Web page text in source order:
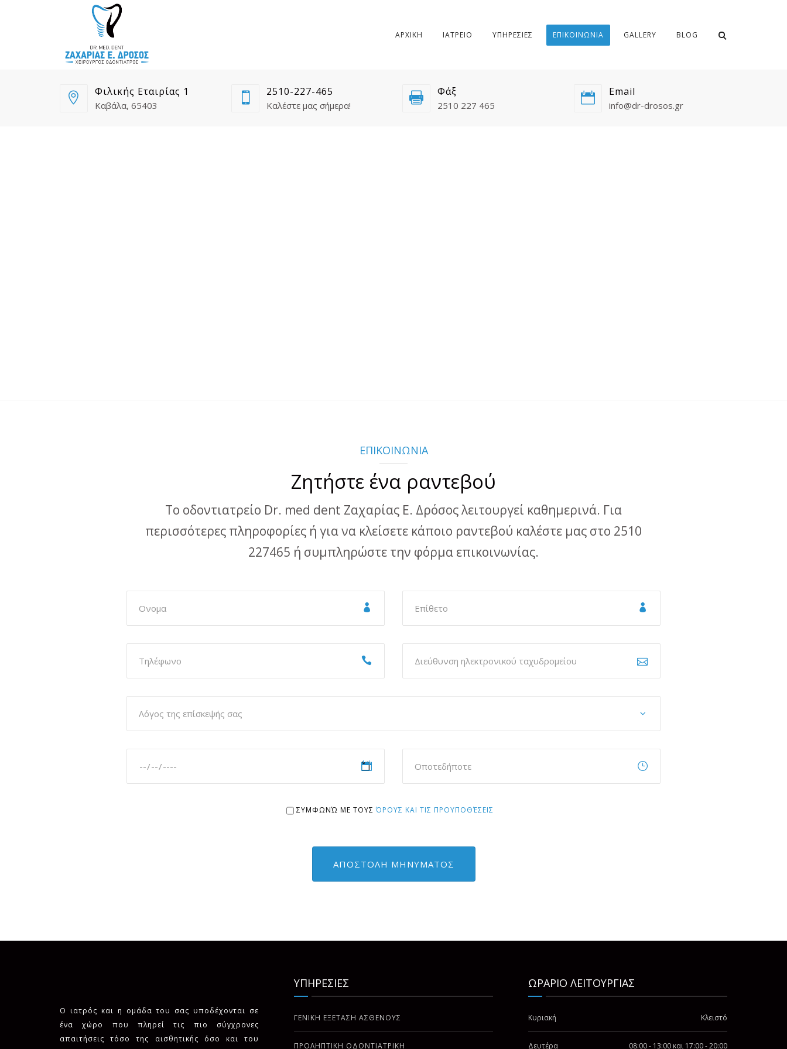
ΑΡΧΙΚΗ ΙΑΤΡΕΙΟ ΥΠΗΡΕΣΙΕΣ ΕΠΙΚΟΙΝΩΝΙΑ GALLERY BLOG
Φιλικής Εταιρίας 1
Καβάλα, 65403
2510-227-465
Καλέστε μας σήμερα!
Φάξ
2510 227 465
Email
info@dr-drosos.gr
ΕΠΙΚΟΙΝΩΝΙΑ
Ζητήστε ένα ραντεβού
Το οδοντιατρείο Dr. med dent Ζαχαρίας Ε. Δρόσος λειτουργεί καθημερινά. Για
περισσότερες πληροφορίες ή για να κλείσετε κάποιο ραντεβού καλέστε μας στο 2510
227465 ή συμπληρώστε την φόρμα επικοινωνίας.
ΣΥΜΦΩΝΏ ΜΕ ΤΟΥΣΌΡΟΥΣ ΚΑΙ ΤΙΣ ΠΡΟΥΠΟΘΈΣΕΙΣ
Ο ιατρός και η ομάδα του σας υποδέχονται σε
ένα χώρο που πληρεί τις πιο σύγχρονες
απαιτήσεις τόσο της αισθητικής όσο και του
ΥΠΗΡΕΣΙΕΣ
ΓΕΝΙΚΗ ΕΞΕΤΑΣΗ ΑΣΘΕΝΟΥΣ
ΠΡΟΛΗΠΤΙΚΗ ΟΔΟΝΤΙΑΤΡΙΚΗ
ΩΡΑΡΙΟ ΛΕΙΤΟΥΡΓΙΑΣ
Κυριακή Κλειστό
Δευτέρα 08:00 - 13:00 και 17:00 - 20:00